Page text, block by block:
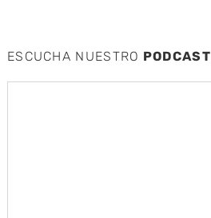
ESCUCHA NUESTRO PODCAST